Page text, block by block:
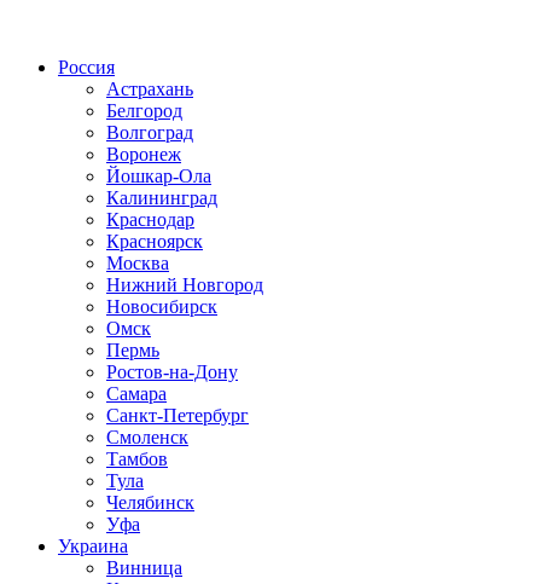
Россия
Астрахань
Белгород
Волгоград
Воронеж
Йошкар-Ола
Калининград
Краснодар
Красноярск
Москва
Нижний Новгород
Новосибирск
Омск
Пермь
Ростов-на-Дону
Самара
Санкт-Петербург
Смоленск
Тамбов
Тула
Челябинск
Уфа
Украина
Винница